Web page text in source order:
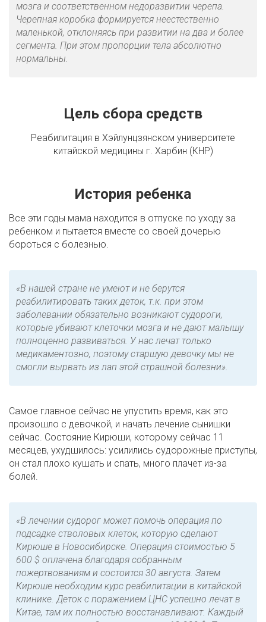
мозга и соответственном недоразвитии черепа.
Черепная коробка формируется неестественно
маленькой, отклоняясь при развитии на два и более
сегмента. При этом пропорции тела абсолютно
нормальны.
Цель сбора средств
Реабилитация в Хэйлунцзянском университете
китайской медицины г. Харбин (КНР)
История ребенка
Все эти годы мама находится в отпуске по уходу за
ребенком и пытается вместе со своей дочерью
бороться с болезнью.
«В нашей стране не умеют и не берутся
реабилитировать таких деток, т.к. при этом
заболевании обязательно возникают судороги,
которые убивают клеточки мозга и не дают малышу
полноценно развиваться. У нас лечат только
медикаментозно, поэтому старшую девочку мы не
смогли вырвать из лап этой страшной болезни».
Самое главное сейчас не упустить время, как это
произошло с девочкой, и начать лечение сынишки
сейчас. Состояние Кирюши, которому сейчас 11
месяцев, ухудшилось: усилились судорожные приступы,
он стал плохо кушать и спать, много плачет из-за
болей.
«В лечении судорог может помочь операция по
подсадке стволовых клеток, которую сделают
Кирюше в Новосибирске. Операция стоимостью 5
600 $ оплачена благодаря собранным
пожертвованиям и состоится 30 августа. Затем
Кирюше необходим курс реабилитации в китайской
клинике. Деток с поражением ЦНС успешно лечат в
Китае, там их полностью восстанавливают. Каждый